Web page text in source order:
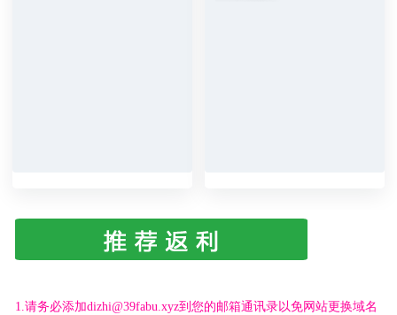
1.请务必添加dizhi@39fabu.xyz到您的邮箱通讯录以免网站更换域名